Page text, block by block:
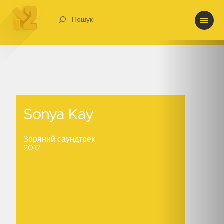
Пошук
Sonya Kay
Зоряний саундтрек
2017